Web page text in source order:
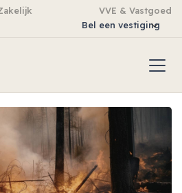
VVE & Vastgoed
Bel een vestiging